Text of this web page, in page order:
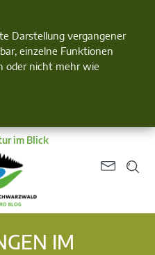
Darstellung vergangener
einzelne Funktionen
oder nicht mehr wie
im Blick
IM